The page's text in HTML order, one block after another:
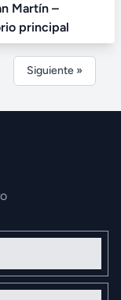
Martín –
principal
Siguiente »